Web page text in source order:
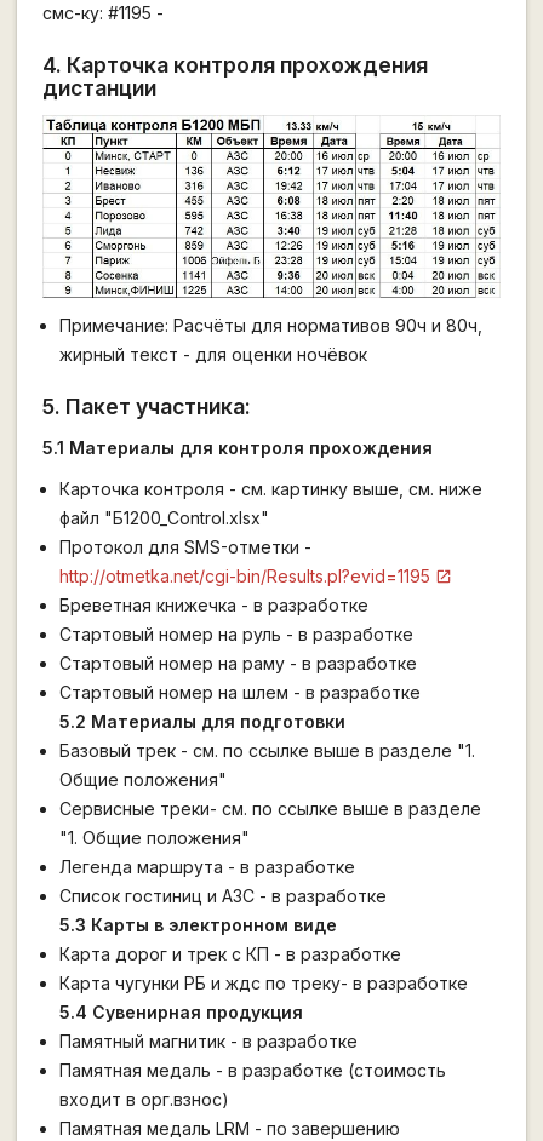
смс-ку: #1195 -
4. Карточка контроля прохождения
дистанции
Примечание: Расчёты для нормативов 90ч и 80ч,
жирный текст - для оценки ночёвок
5. Пакет участника:
5.1 Материалы для контроля прохождения
Карточка контроля - см. картинку выше, см. ниже
файл "Б1200_Control.xlsx"
Протокол для SMS-отметки -
http://otmetka.net/cgi-bin/Results.pl?evid=1195
Бреветная книжечка - в разработке
Стартовый номер на руль - в разработке
Стартовый номер на раму - в разработке
Стартовый номер на шлем - в разработке
5.2 Материалы для подготовки
Базовый трек - см. по ссылке выше в разделе "1.
Общие положения"
Сервисные треки- см. по ссылке выше в разделе
"1. Общие положения"
Легенда маршрута - в разработке
Список гостиниц и АЗС - в разработке
5.3 Карты в электронном виде
Карта дорог и трек с КП - в разработке
Карта чугунки РБ и ждс по треку- в разработке
5.4 Сувенирная продукция
Памятный магнитик - в разработке
Памятная медаль - в разработке (стоимость
входит в орг.взнос)
Памятная медаль LRM - по завершению